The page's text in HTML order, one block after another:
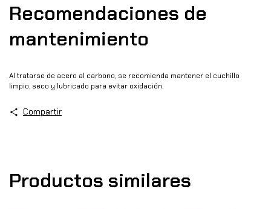
Recomendaciones de
mantenimiento
Al tratarse de acero al carbono, se recomienda mantener el cuchillo
limpio, seco y lubricado para evitar oxidación.
Compartir
Productos similares